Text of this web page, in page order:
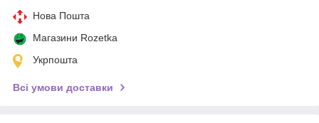
Нова Пошта
Магазини Rozetka
Укрпошта
Всі умови доставки